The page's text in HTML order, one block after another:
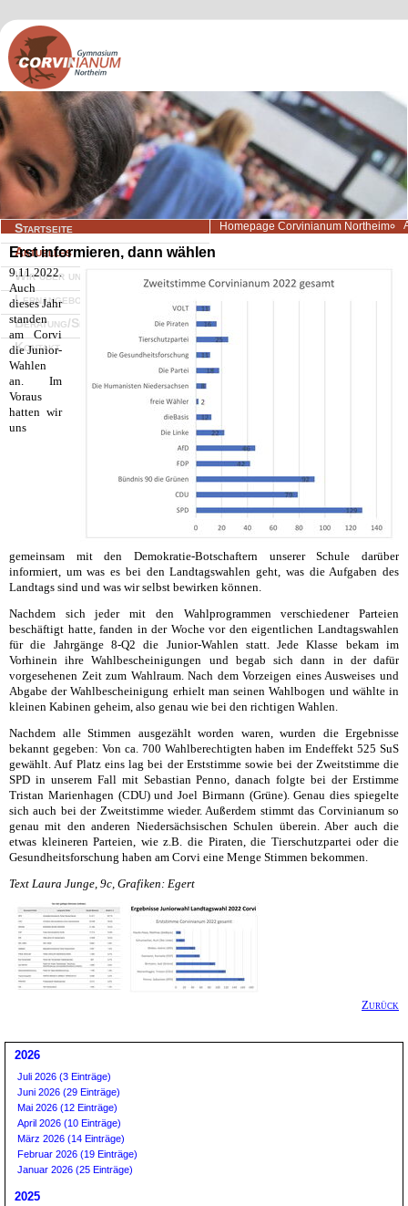
Navigation
überspringen
Startseite
Aktuelles
Wir über uns
Lernangebote
Beratung/Service
Kontakt
Homepage Corvinianum Northeim
Erst informieren, dann wählen
9.11.2022.
Auch
dieses Jahr
standen
am Corvi
die Junior-
Wahlen
an. Im
Voraus
hatten wir
uns
gemeinsam mit den Demokratie-Botschaftern unserer Schule darüber
informiert, um was es bei den Landtagswahlen geht, was die Aufgaben des
Landtags sind und was wir selbst bewirken können.
Nachdem sich jeder mit den Wahlprogrammen verschiedener Parteien
beschäftigt hatte, fanden in der Woche vor den eigentlichen Landtagswahlen
für die Jahrgänge 8-Q2 die Junior-Wahlen statt. Jede Klasse bekam im
Vorhinein ihre Wahlbescheinigungen und begab sich dann in der dafür
vorgesehenen Zeit zum Wahlraum. Nach dem Vorzeigen eines Ausweises und
Abgabe der Wahlbescheinigung erhielt man seinen Wahlbogen und wählte in
kleinen Kabinen geheim, also genau wie bei den richtigen Wahlen.
Nachdem alle Stimmen ausgezählt worden waren, wurden die Ergebnisse
bekannt gegeben: Von ca. 700 Wahlberechtigten haben im Endeffekt 525 SuS
gewählt. Auf Platz eins lag bei der Erststimme sowie bei der Zweitstimme die
SPD in unserem Fall mit Sebastian Penno, danach folgte bei der Erstimme
Tristan Marienhagen (CDU) und Joel Birmann (Grüne). Genau dies spiegelte
sich auch bei der Zweitstimme wieder. Außerdem stimmt das Corvinianum so
genau mit den anderen Niedersächsischen Schulen überein. Aber auch die
etwas kleineren Parteien, wie z.B. die Piraten, die Tierschutzpartei oder die
Gesundheitsforschung haben am Corvi eine Menge Stimmen bekommen.
Text Laura Junge, 9c, Grafiken: Egert
Zurück
2026
Juli 2026 (3 Einträge)
Juni 2026 (29 Einträge)
Mai 2026 (12 Einträge)
April 2026 (10 Einträge)
März 2026 (14 Einträge)
Februar 2026 (19 Einträge)
Januar 2026 (25 Einträge)
2025